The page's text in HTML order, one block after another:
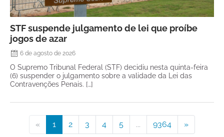
STF suspende julgamento de lei que proíbe
jogos de azar
6 de agosto de 2026
O Supremo Tribunal Federal (STF) decidiu nesta quinta-feira
(6) suspender o julgamento sobre a validade da Lei das
Contravenções Penais. […]
« 1 2 3 4 5 ... 9364 »